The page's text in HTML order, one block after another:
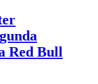
Red Bull